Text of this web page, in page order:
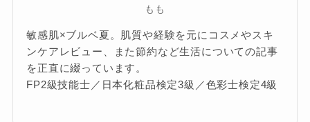
もも
敏感肌×ブルベ夏。肌質や経験を元にコスメやスキ
ンケアレビュー、また節約など生活についての記事
を正直に綴っています。
FP2級技能士／日本化粧品検定3級／色彩士検定4級